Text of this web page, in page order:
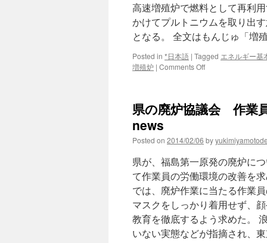
高速増殖炉で燃料として再利
かけてプルトニウムを取り出
となる。 全文はもんじゅ「
Posted in *日本語 | Tagged エネルギー基
増殖炉 | Comments Offon
ゅ
炉」
紙
政
府、
エ
ネ
計
画
か
県の廃炉協議会 作業
news
Posted on 2014/02/06 by
県が、福島第一原発の廃炉に
て作業員の労働環境の改善を
では、廃炉作業に当たる作業
マスクをしっかり着用せず、
教育を徹底するよう求めた。
いない実態などが指摘され、